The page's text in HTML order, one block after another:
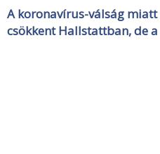
A koronavírus-válság
csökkent Hallstattban, de